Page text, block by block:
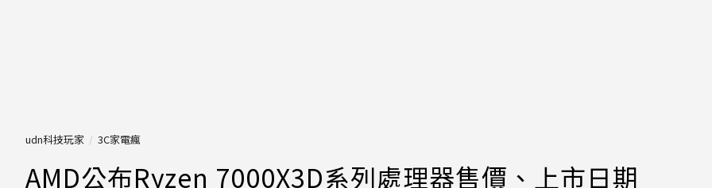
udn科技玩家 3C家電瘋
AMD公布Ryzen 7000X3D系列處理器售價、上市日期